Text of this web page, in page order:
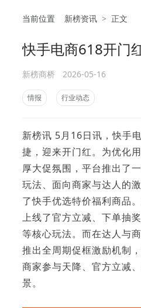
当前位置 新榜资讯 > 正文
快手电商618开门
新榜商桥 2026-05-16
情报 行业动态
新榜讯 5月16日讯，快手
捷，迎来开门红。为优化
厚大促氛围，平台推出了
玩法、面向商家与达人的
了快手优选特价福利商品
上线了官方立减、下单抽
等核心玩法。而在达人与
推出全周期促框激励机制
商家参与天降、官方立减
景。